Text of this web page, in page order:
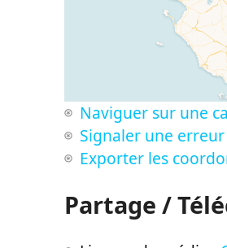
Naviguer sur une
Signaler une
Exporter les
Partage /